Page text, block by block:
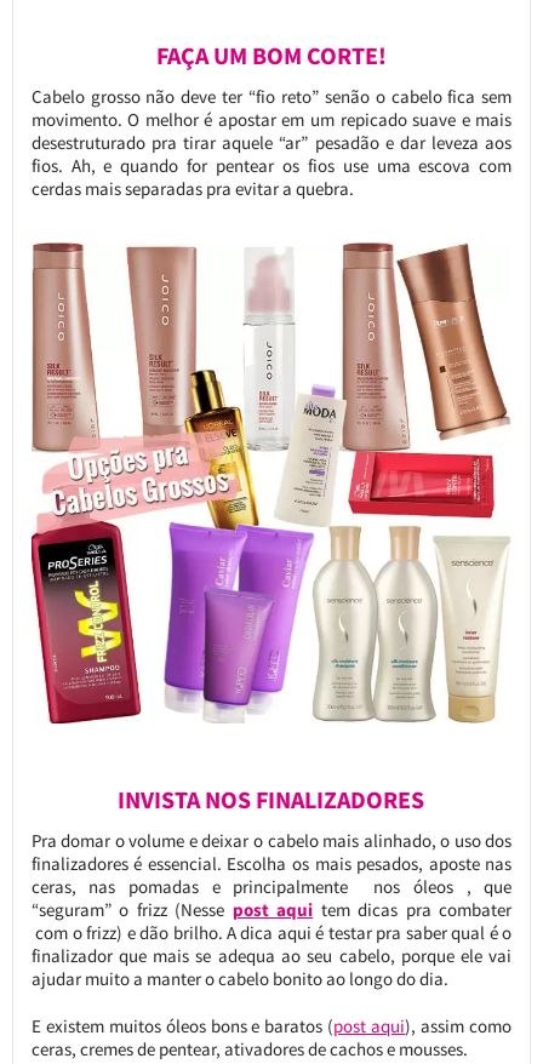
FAÇA UM BOM CORTE!
Cabelo grosso não deve ter “fio reto” senão o cabelo fica sem
movimento. O melhor é apostar em um repicado suave e mais
desestruturado pra tirar aquele “ar” pesadão e dar leveza aos
fios. Ah, e quando for pentear os fios use uma escova com
cerdas mais separadas pra evitar a quebra.
INVISTA NOS FINALIZADORES
Pra domar o volume e deixar o cabelo mais alinhado, o uso dos
finalizadores é essencial. Escolha os mais pesados, aposte nas
ceras, nas pomadas e principalmente nos óleos , que
“seguram” o frizz (Nesse post aqui tem dicas pra combater
com o frizz) e dão brilho. A dica aqui é testar pra saber qual é o
finalizador que mais se adequa ao seu cabelo, porque ele vai
ajudar muito a manter o cabelo bonito ao longo do dia.
E existem muitos óleos bons e baratos (post aqui), assim como
ceras, cremes de pentear, ativadores de cachos e mousses.